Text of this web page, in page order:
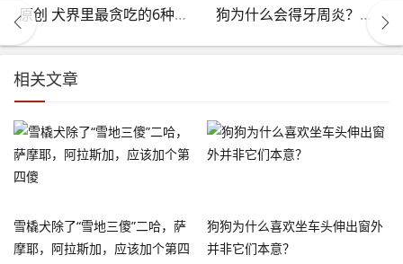
原创 犬界里最贪吃的6种狗狗，“雪橇三傻”都聚齐了，你喂得起吗？ 狗为什么会得牙周炎？狗得了牙周炎怎么治疗
相关文章
雪橇犬除了“雪地三傻”二哈，萨
摩耶，阿拉斯加，应该加个第四
狗狗为什么喜欢坐车头伸出窗外
并非它们本意？